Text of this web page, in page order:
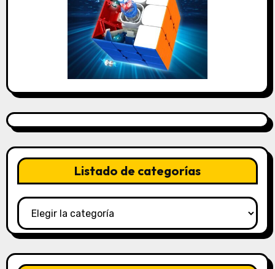
Listado de categorías
Listado
de
categorías